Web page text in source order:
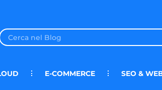
E-COMMERCE SEO &